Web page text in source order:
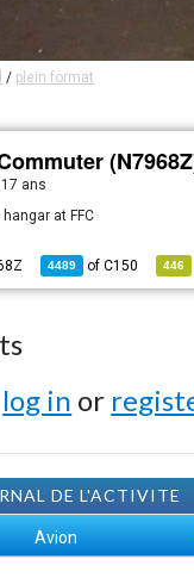
/ plein format
ans
at FFC
4489 ofC150 446
log in or
DE L'ACTIVITE
Avion